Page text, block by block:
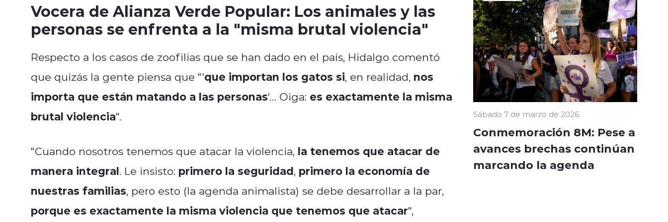
Vocera de Alianza Verde Popular: Los animales y las
personas se enfrenta a la "misma brutal violencia"
Respecto a los casos de zoofilias que se han dado en el país, Hidalgo comentó
que quizás la gente piensa que "'que importan los gatos si, en realidad, nos
importa que están matando a las personas'… Oiga: es exactamente la misma
brutal violencia".
"Cuando nosotros tenemos que atacar la violencia, la tenemos que atacar de
manera integral. Le insisto: primero la seguridad, primero la economía de
nuestras familias, pero esto (la agenda animalista) se debe desarrollar a la par,
porque es exactamente la misma violencia que tenemos que atacar",
Sábado 7 de marzo de 2026
Conmemoración 8M: Pese a
avances brechas continúan
marcando la agenda